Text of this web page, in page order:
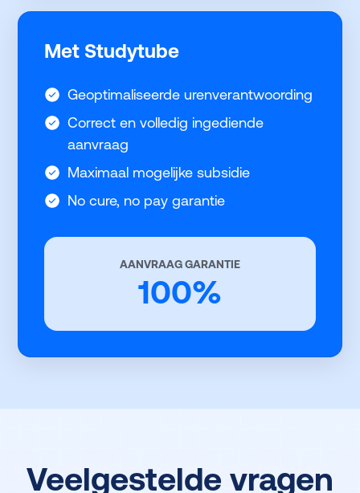
Met Studytube
Geoptimaliseerde urenverantwoording
Correct en volledig ingediende
aanvraag
Maximaal mogelijke subsidie
No cure, no pay garantie
AANVRAAG GARANTIE
100%
Veelgestelde vragen